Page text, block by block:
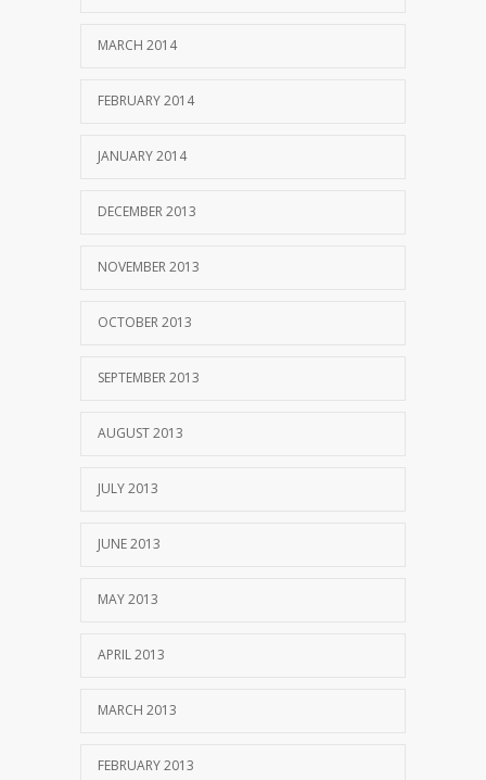
MARCH 2014
FEBRUARY 2014
JANUARY 2014
DECEMBER 2013
NOVEMBER 2013
OCTOBER 2013
SEPTEMBER 2013
AUGUST 2013
JULY 2013
JUNE 2013
MAY 2013
APRIL 2013
MARCH 2013
FEBRUARY 2013